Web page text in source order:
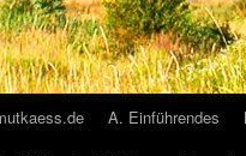
A. Einführendes